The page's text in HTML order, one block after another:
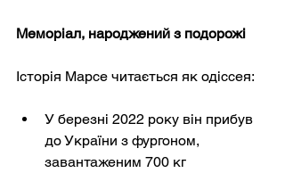
Меморіал, народжений з подорожі
Історія Марсе читається як одіссея:
У березні 2022 року він прибув
до України з фургоном,
завантаженим 700 кг